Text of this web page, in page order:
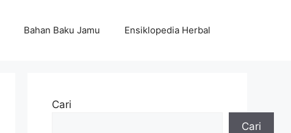
Bahan Baku Jamu Ensiklopedia Herbal
Cari
Cari